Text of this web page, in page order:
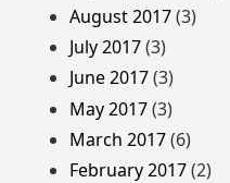
August 2017(3)
July 2017(3)
June 2017(3)
May 2017(3)
March 2017(6)
February 2017(2)